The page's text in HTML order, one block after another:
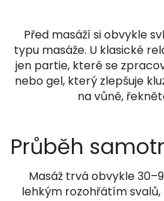
Před masáží si obvykle
typu masáže. U klasické
jen partie, které se
nebo gel, který zlepšuje
na vůně,
Průběh
Masáž trvá obvykle
lehkým rozohřátím